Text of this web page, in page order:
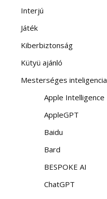
Interjú
Játék
Kiberbiztonság
Kütyü ajánló
Mesterséges inteligencia
Apple Intelligence
AppleGPT
Baidu
Bard
BESPOKE AI
ChatGPT